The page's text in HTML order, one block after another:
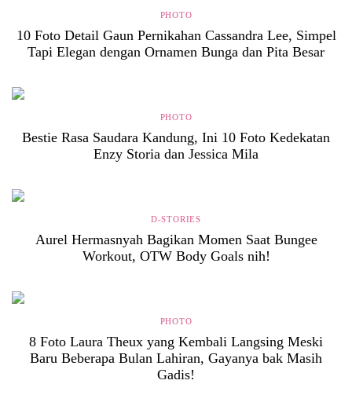
PHOTO
10 Foto Detail Gaun Pernikahan Cassandra Lee, Simpel
Tapi Elegan dengan Ornamen Bunga dan Pita Besar
PHOTO
Bestie Rasa Saudara Kandung, Ini 10 Foto Kedekatan
Enzy Storia dan Jessica Mila
D-STORIES
Aurel Hermasnyah Bagikan Momen Saat Bungee
Workout, OTW Body Goals nih!
PHOTO
8 Foto Laura Theux yang Kembali Langsing Meski
Baru Beberapa Bulan Lahiran, Gayanya bak Masih
Gadis!